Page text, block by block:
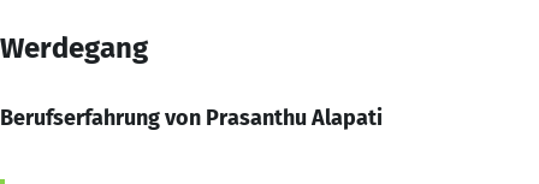
Werdegang
Berufserfahrung von Prasanthu Alapati